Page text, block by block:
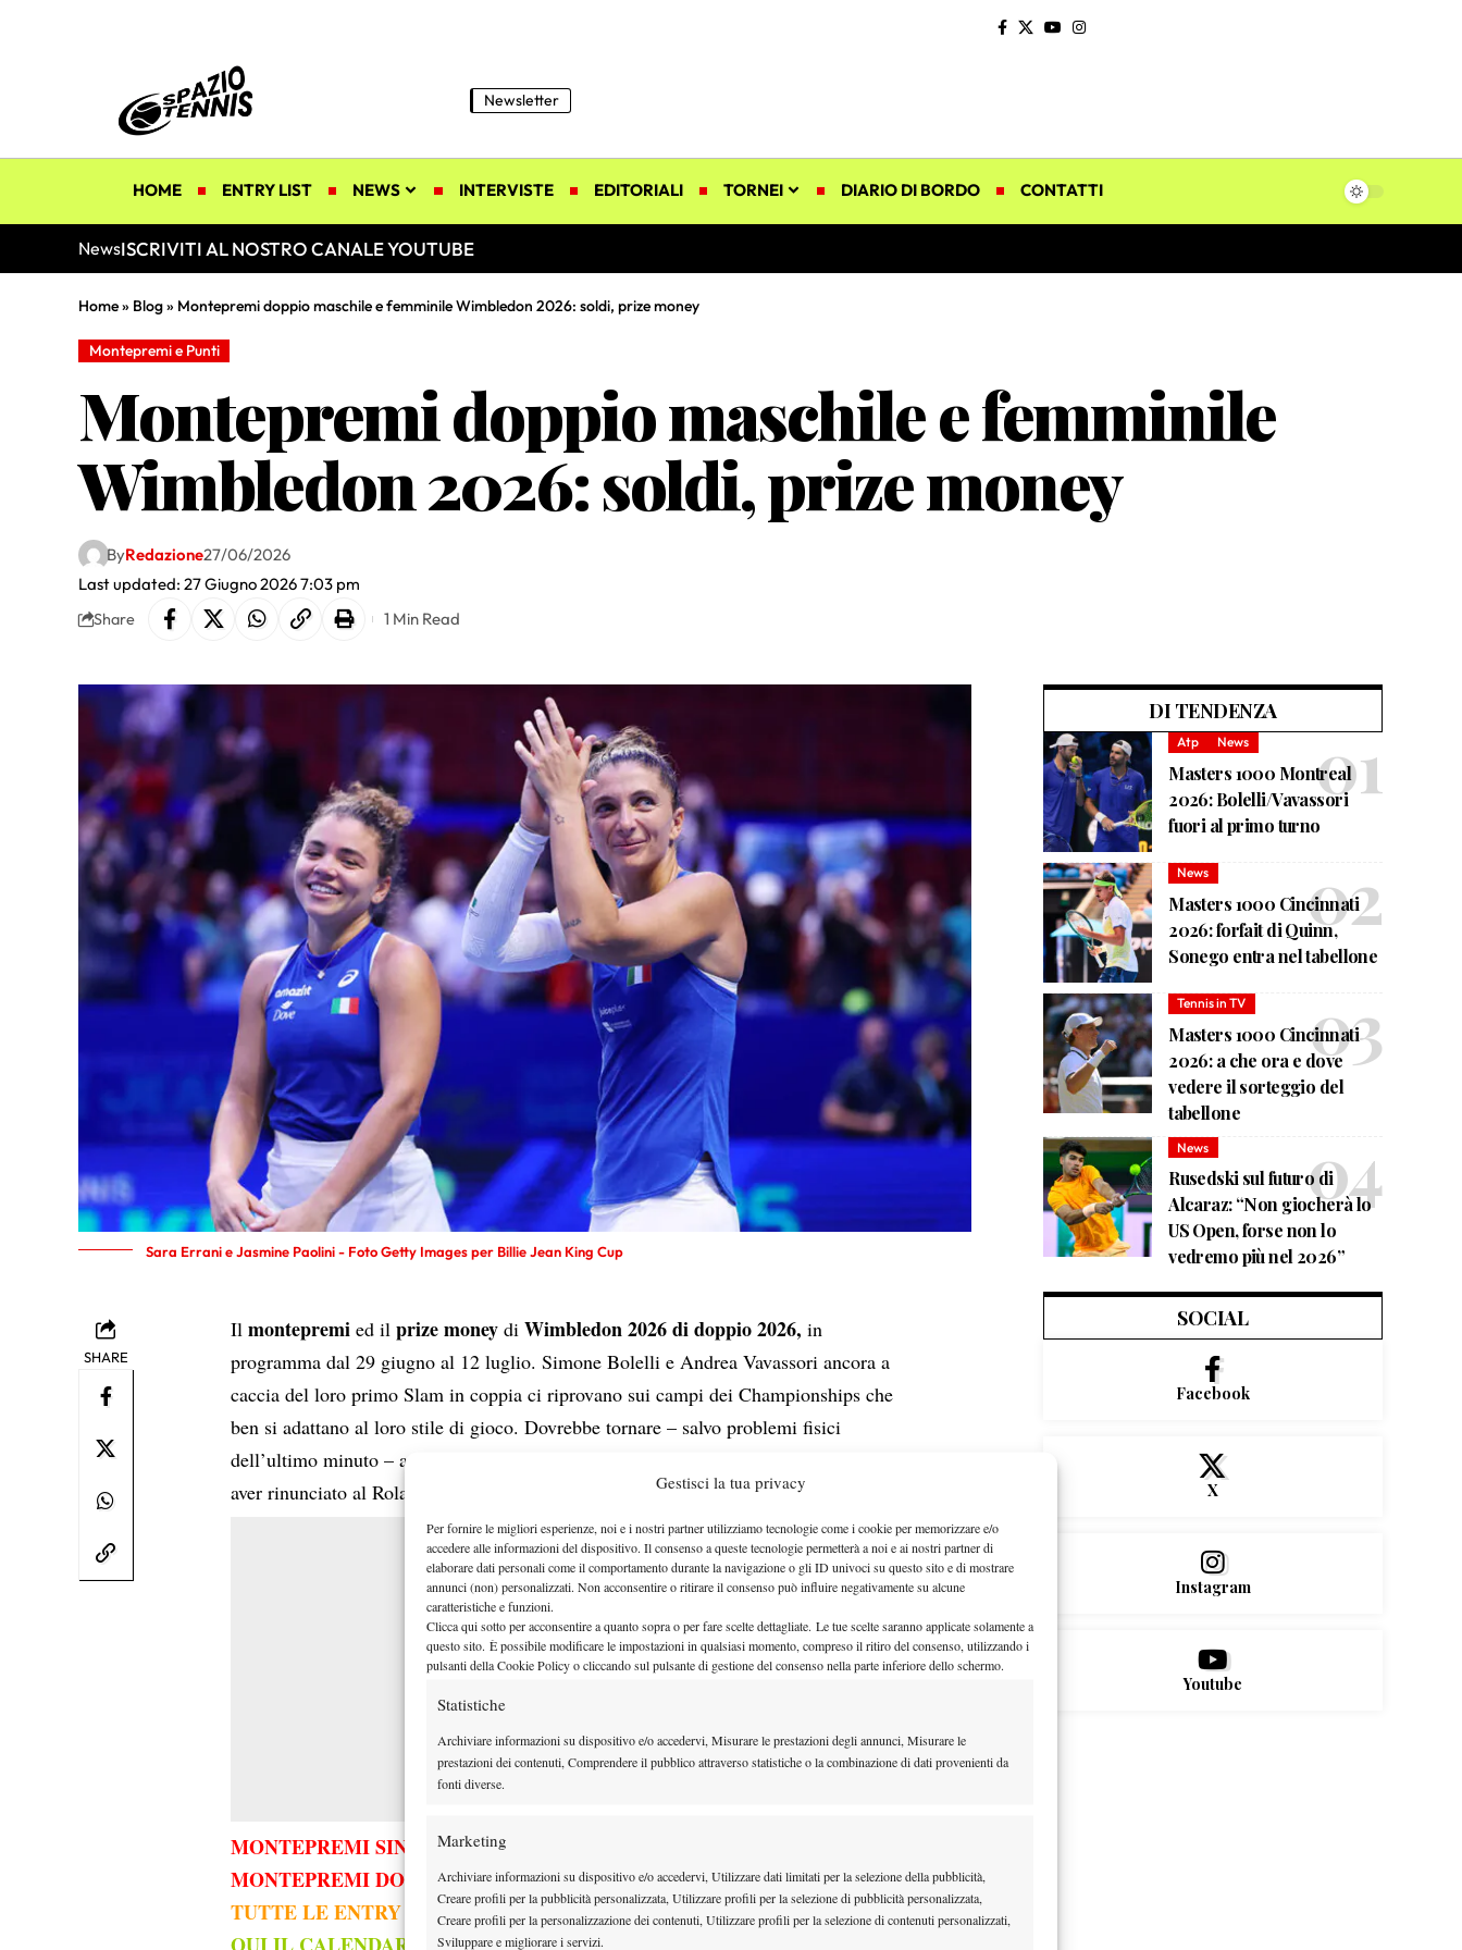
Gestisci la tua privacy
Per fornire le migliori esperienze, noi e i nostri partner utilizziamo tecnologie come i cookie per memorizzare e/o
accedere alle informazioni del dispositivo. Il consenso a queste tecnologie permetterà a noi e ai nostri partner di
elaborare dati personali come il comportamento durante la navigazione o gli ID univoci su questo sito e di mostrare
annunci (non) personalizzati. Non acconsentire o ritirare il consenso può influire negativamente su alcune
caratteristiche e funzioni.
Clicca qui sotto per acconsentire a quanto sopra o per fare scelte dettagliate. Le tue scelte saranno applicate solamente a
questo sito. È possibile modificare le impostazioni in qualsiasi momento, compreso il ritiro del consenso, utilizzando i
pulsanti della Cookie Policy o cliccando sul pulsante di gestione del consenso nella parte inferiore dello schermo.
Statistiche
Archiviare informazioni su dispositivo e/o accedervi, Misurare le prestazioni degli annunci, Misurare le
prestazioni dei contenuti, Comprendere il pubblico attraverso statistiche o la combinazione di dati provenienti da
fonti diverse.
Marketing
Archiviare informazioni su dispositivo e/o accedervi, Utilizzare dati limitati per la selezione della pubblicità,
Creare profili per la pubblicità personalizzata, Utilizzare profili per la selezione di pubblicità personalizzata,
Creare profili per la personalizzazione dei contenuti, Utilizzare profili per la selezione di contenuti personalizzati,
Sviluppare e migliorare i servizi.
Newsletter
HOME ENTRY LIST NEWS INTERVISTE EDITORIALI TORNEI DIARIO DI BORDO CONTATTI
NewsISCRIVITI AL NOSTRO CANALE YOUTUBE
Home» Blog» Montepremi doppio maschile e femminile Wimbledon 2026: soldi, prize money
Montepremi e Punti
Montepremi doppio maschile e femminile
Wimbledon 2026: soldi, prize money
Last updated: 27 Giugno 2026 7:03 pm
ByRedazione27/06/2026
Share 1 Min Read
Sara Errani e Jasmine Paolini - Foto Getty Images per Billie Jean King Cup
SHARE
Ilmontepremi ed ilprize money diWimbledon 2026 di doppio 2026, in
programma dal 29 giugno al 12 luglio. Simone Bolelli e Andrea Vavassori ancora a
caccia del loro primo Slam in coppia ci riprovano sui campi dei Championships che
ben si adattano al loro stile di gioco. Dovrebbe tornare – salvo problemi fisici
dell’ultimo minuto – anche la coppia formata da Sara Errani e Jasmine Paolini dopo
aver rinunciato al Roland Garros.
MONTEPREMI SINGOLARE
MONTEPREMI DOPPIO MISTO
TUTTE LE ENTRY LIST
QUI IL CALENDARIO WTA
DI TENDENZA
Atp News
Masters 1000 Montreal
2026: Bolelli/Vavassori
fuori al primo turno
News
Masters 1000 Cincinnati
2026: forfait di Quinn,
Sonego entra nel tabellone
Tennis in TV
Masters 1000 Cincinnati
2026: a che ora e dove
vedere il sorteggio del
tabellone
News
Rusedski sul futuro di
Alcaraz: “Non giocherà lo
US Open, forse non lo
vedremo più nel 2026”
SOCIAL
Facebook
X
Instagram
Youtube